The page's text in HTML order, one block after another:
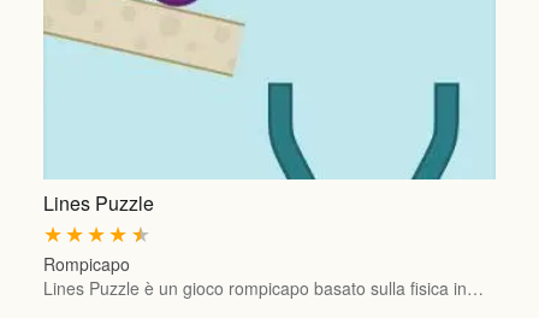
Lines Puzzle
★
★
★
★
★
Rompicapo
Lines Puzzle è un gioco rompicapo basato sulla fisica in…